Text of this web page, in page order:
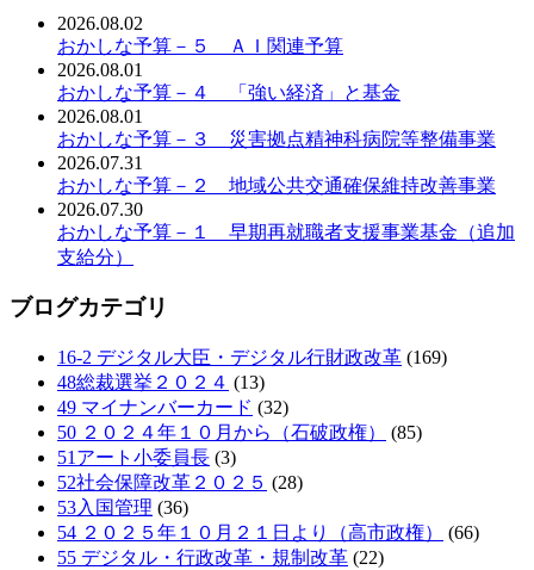
2026.08.02
おかしな予算－５ ＡＩ関連予算
2026.08.01
おかしな予算－４ 「強い経済」と基金
2026.08.01
おかしな予算－３ 災害拠点精神科病院等整備事業
2026.07.31
おかしな予算－２ 地域公共交通確保維持改善事業
2026.07.30
おかしな予算－１ 早期再就職者支援事業基金（追加
支給分）
ブログカテゴリ
16-2 デジタル大臣・デジタル行財政改革 (169)
48総裁選挙２０２４ (13)
49 マイナンバーカード (32)
50 ２０２４年１０月から（石破政権）
(85)
51アート小委員長 (3)
52社会保障改革２０２５ (28)
53入国管理 (36)
54 ２０２５年１０月２１日より（高市政権）
(66)
55 デジタル・行政改革・規制改革 (22)